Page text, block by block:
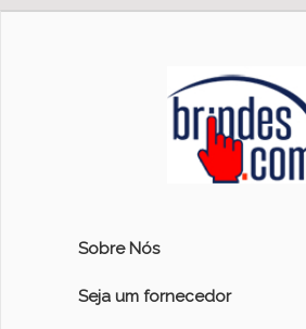
Sobre Nós
Seja um fornecedor